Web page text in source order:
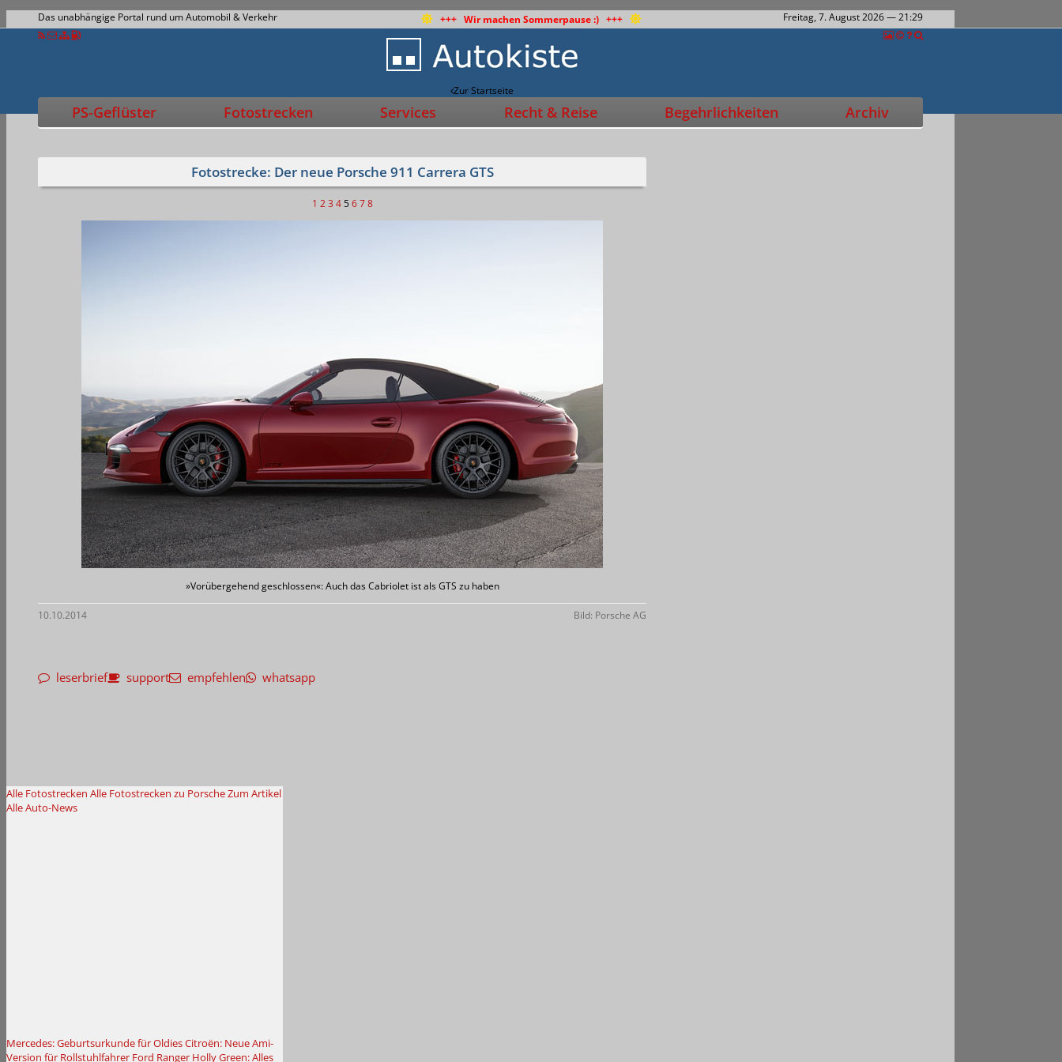
Das unabhängige Portal rund um Automobil & Verkehr +++ Wir machen Sommerpause :) +++ Freitag, 7. August 2026— 21:29
Zur Startseite
PS-Geflüster Fotostrecken Services Recht & Reise Begehrlichkeiten Archiv
Fotostrecke: Der neue Porsche 911 Carrera GTS
1 2 3 4 5 6 7 8
»Vorübergehend geschlossen«: Auch das Cabriolet ist als GTS zu haben
10.10.2014 Bild: Porsche AG
leserbrief support empfehlen whatsapp
Alle Fotostrecken Alle Fotostrecken zu PorscheZum Artikel
Alle Auto-News
Mercedes: Geburtsurkunde für OldiesCitroën: Neue Ami-
Version für Rollstuhlfahrer Ford Ranger Holly Green: Alles